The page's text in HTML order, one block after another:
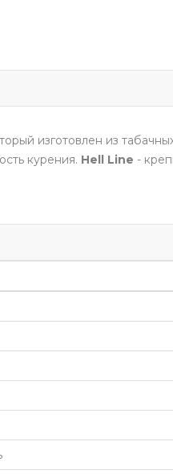
изготовлен из
курения. Hell Line -